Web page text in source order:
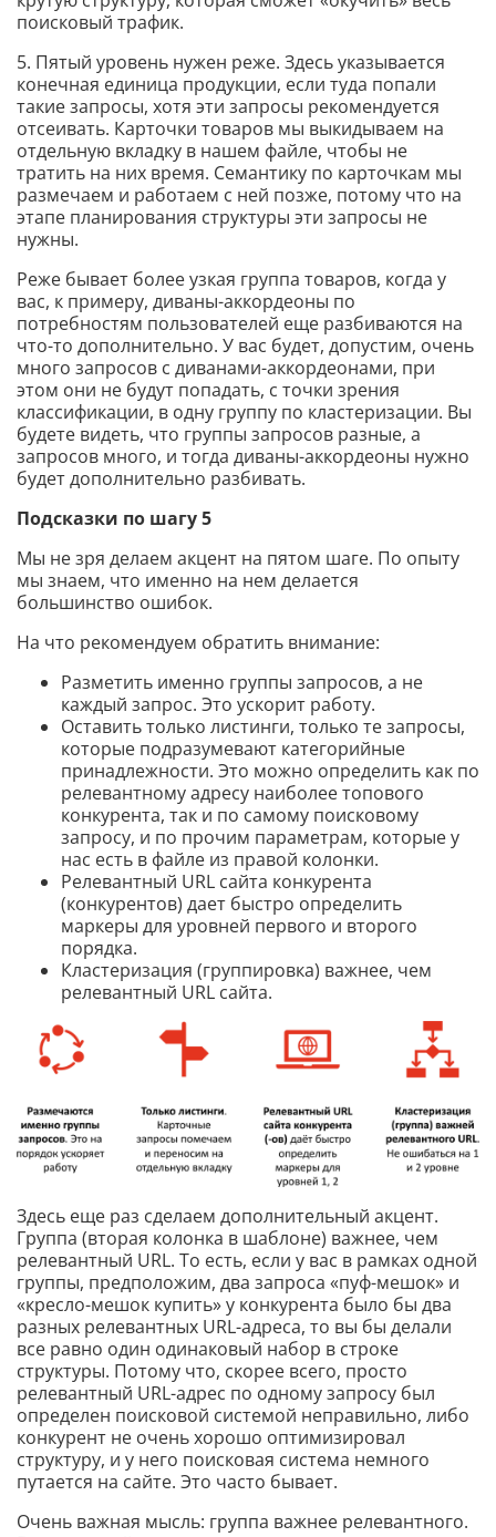
поисковый трафик.
5. Пятый уровень нужен реже. Здесь указывается
конечная единица продукции, если туда попали
такие запросы, хотя эти запросы рекомендуется
отсеивать. Карточки товаров мы выкидываем на
отдельную вкладку в нашем файле, чтобы не
тратить на них время. Семантику по карточкам мы
размечаем и работаем с ней позже, потому что на
этапе планирования структуры эти запросы не
нужны.
Реже бывает более узкая группа товаров, когда у
вас, к примеру, диваны-аккордеоны по
потребностям пользователей еще разбиваются на
что-то дополнительно. У вас будет, допустим, очень
много запросов с диванами-аккордеонами, при
этом они не будут попадать, с точки зрения
классификации, в одну группу по кластеризации. Вы
будете видеть, что группы запросов разные, а
запросов много, и тогда диваны-аккордеоны нужно
будет дополнительно разбивать.
Подсказки по шагу 5
Мы не зря делаем акцент на пятом шаге. По опыту
мы знаем, что именно на нем делается
большинство ошибок.
На что рекомендуем обратить внимание:
Разметить именно группы запросов, а не
каждый запрос. Это ускорит работу.
Оставить только листинги, только те запросы,
которые подразумевают категорийные
принадлежности. Это можно определить как по
релевантному адресу наиболее топового
конкурента, так и по самому поисковому
запросу, и по прочим параметрам, которые у
нас есть в файле из правой колонки.
Релевантный URL сайта конкурента
(конкурентов) дает быстро определить
маркеры для уровней первого и второго
порядка.
Кластеризация (группировка) важнее, чем
релевантный URL сайта.
Здесь еще раз сделаем дополнительный акцент.
Группа (вторая колонка в шаблоне) важнее, чем
релевантный URL. То есть, если у вас в рамках одной
группы, предположим, два запроса «пуф-мешок» и
«кресло-мешок купить» у конкурента было бы два
разных релевантных URL-адреса, то вы бы делали
все равно один одинаковый набор в строке
структуры. Потому что, скорее всего, просто
релевантный URL-адрес по одному запросу был
определен поисковой системой неправильно, либо
конкурент не очень хорошо оптимизировал
структуру, и у него поисковая система немного
путается на сайте. Это часто бывает.
Очень важная мысль: группа важнее релевантного.